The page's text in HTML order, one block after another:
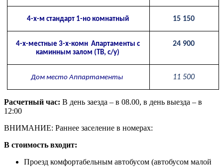
4-х-м стандарт 1-но комнатный 15 150
4-х-местные 3-х-комн Апартаменты с
каминным залом (ТВ, с/у)
24 900
Дом место Аппартаменты 11 500
Расчетный час: В день заезда – в 08.00, в день выезда – в
12:00
ВНИМАНИЕ: Раннее заселение в номерах:
В стоимость входит:
Проезд комфортабельным автобусом (автобусом малой